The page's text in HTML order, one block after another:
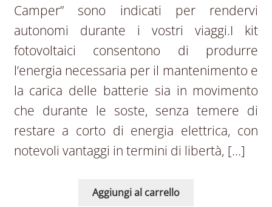
Camper” sono indicati per rendervi
autonomi durante i vostri viaggi.I kit
fotovoltaici consentono di produrre
l’energia necessaria per il mantenimento e
la carica delle batterie sia in movimento
che durante le soste, senza temere di
restare a corto di energia elettrica, con
notevoli vantaggi in termini di libertà, […]
Aggiungi al carrello